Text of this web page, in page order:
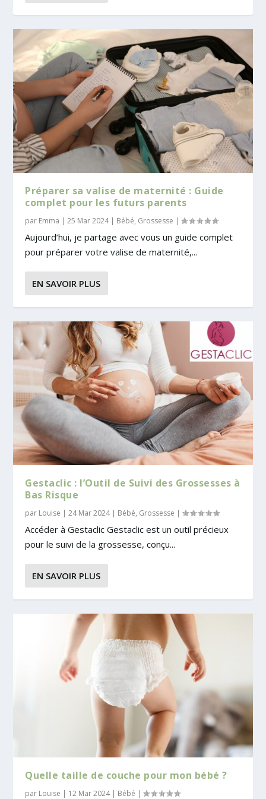
Préparer sa valise de maternité : Guide
complet pour les futurs parents
par Emma |25 Mar 2024| Bébé, Grossesse |
Aujourd’hui, je partage avec vous un guide complet
pour préparer votre valise de maternité,...
EN SAVOIR PLUS
Gestaclic : l’Outil de Suivi des Grossesses à
Bas Risque
par Louise |24 Mar 2024| Bébé, Grossesse |
Accéder à Gestaclic Gestaclic est un outil précieux
pour le suivi de la grossesse, conçu...
EN SAVOIR PLUS
Quelle taille de couche pour mon bébé ?
par Louise | 12 Mar 2024| Bébé |